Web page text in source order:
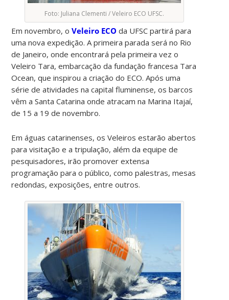
Foto: Juliana Clementi / Veleiro ECO UFSC.
Em novembro, oVeleiro ECO da UFSC partirá para
uma nova expedição. A primeira parada será no Rio
de Janeiro, onde encontrará pela primeira vez o
Veleiro Tara, embarcação da fundação francesa Tara
Ocean, que inspirou a criação do ECO. Após uma
série de atividades na capital fluminense, os barcos
vêm a Santa Catarina onde atracam na Marina Itajaí,
de 15 a 19 de novembro.
Em águas catarinenses, os Veleiros estarão abertos
para visitação e a tripulação, além da equipe de
pesquisadores, irão promover extensa
programação para o público, como palestras, mesas
redondas, exposições, entre outros.